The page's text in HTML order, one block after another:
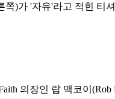
쪽)가 '자유'라고 적힌 티
의장인 랍 맥코이